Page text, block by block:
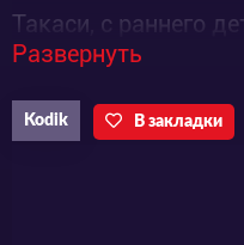
Такаси, с раннего
незримый мир,
лучше
потеряв родителей,
Развернуть
Kodik В закладки